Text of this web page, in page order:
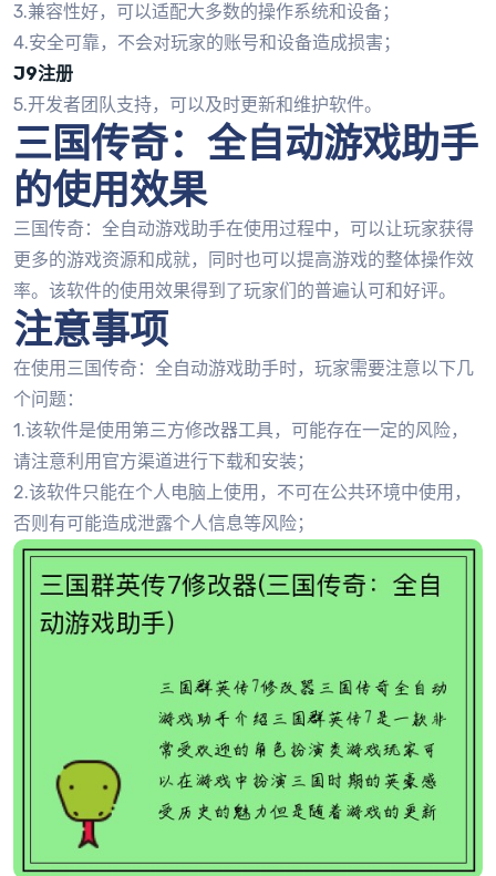
3.兼容性好，可以适配大多数的操作系统和设备；
4.安全可靠，不会对玩家的账号和设备造成损害；
J9注册
5.开发者团队支持，可以及时更新和维护软件。
三国传奇：全自动游戏助手
的使用效果
三国传奇：全自动游戏助手在使用过程中，可以让玩家获得
更多的游戏资源和成就，同时也可以提高游戏的整体操作效
率。该软件的使用效果得到了玩家们的普遍认可和好评。
注意事项
在使用三国传奇：全自动游戏助手时，玩家需要注意以下几
个问题：
1.该软件是使用第三方修改器工具，可能存在一定的风险，
请注意利用官方渠道进行下载和安装；
2.该软件只能在个人电脑上使用，不可在公共环境中使用，
否则有可能造成泄露个人信息等风险；